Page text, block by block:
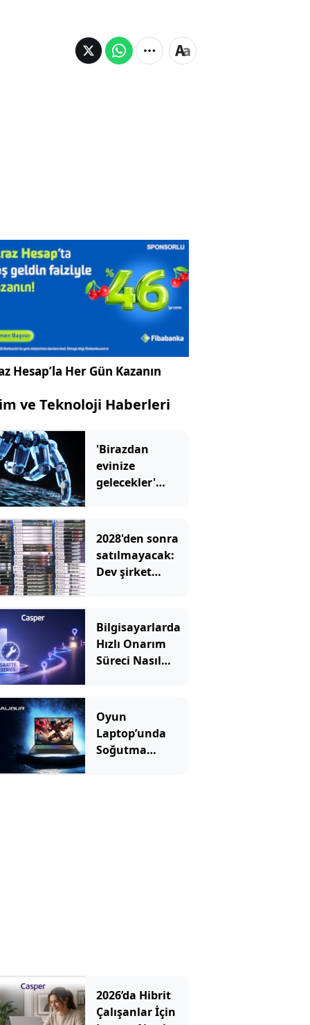
Hesap’la Her Gün Kazanın
ve Teknoloji Haberleri
'Birazdan
evinize
gelecekler'
karardı
2028'den sonra
satılmayacak:
Dev şirket
başladı
Bilgisayarlarda
Hızlı Onarım
Süreci Nasıl
Oyun
Laptop’unda
Soğutma
2026’da Hibrit
Çalışanlar İçin